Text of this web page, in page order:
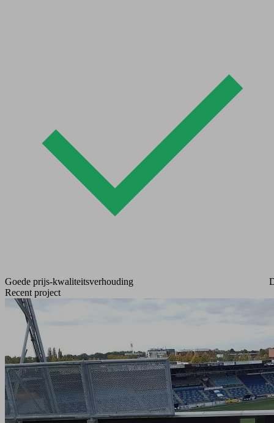
Goede prijs-kwaliteitsverhouding
Recent project